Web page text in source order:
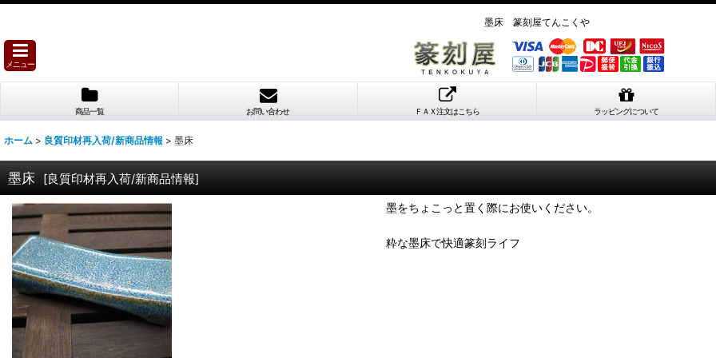
墨床 篆刻屋てんこくや
メニュー
商品一覧 お問い合わせ ＦＡＸ注文はこちら ラッピングについて
ホーム > 良質印材再入荷/新商品情報 > 墨床
墨床 [良質印材再入荷/新商品情報]
墨をちょこっと置く際にお使いください。
粋な墨床で快適篆刻ライフ